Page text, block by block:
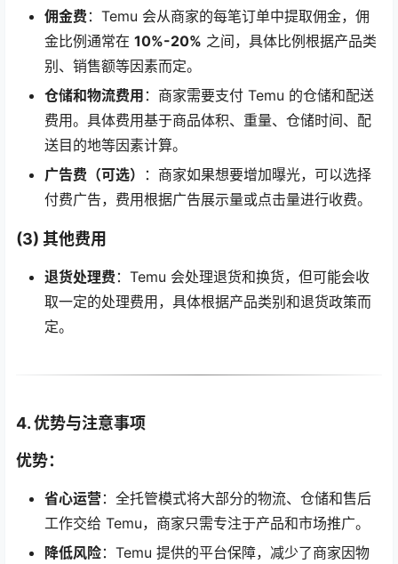
佣金费 ：Temu 会从商家的每笔订单中提取佣金，佣
金比例通常在 10%-20% 之间，具体比例根据产品类
别、销售额等因素而定。
仓储和物流费用 ：商家需要支付 Temu 的仓储和配送
费用。具体费用基于商品体积、重量、仓储时间、配
送目的地等因素计算。
广告费（可选）
：商家如果想要增加曝光，可以选择
付费广告，费用根据广告展示量或点击量进行收费。
(3) 其他费用
退货处理费 ：Temu 会处理退货和换货，但可能会收
取一定的处理费用，具体根据产品类别和退货政策而
定。
4. 优势与注意事项
优势：
省心运营：全托管模式将大部分的物流、仓储和售后
工作交给 Temu，商家只需专注于产品和市场推广。
降低风险：Temu 提供的平台保障，减少了商家因物